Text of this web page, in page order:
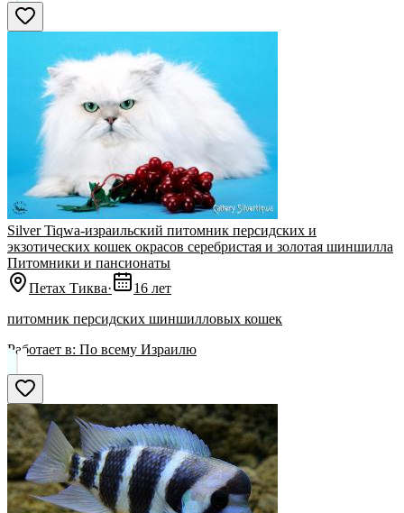
Silver Tiqwa-израильский питомник персидских и
экзотических кошек окрасов серебристая и золотая шиншилла
Питомники и пансионаты
Петах Тиква·
16 лет
питомник персидских шиншилловых кошек
Работает в: По всему Израилю